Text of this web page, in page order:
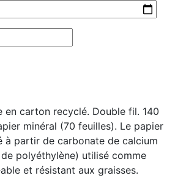
en carton recyclé. Double fil. 140
minéral (70 feuilles). Le papier
à partir de carbonate de calcium
polyéthylène) utilisé comme
et résistant aux graisses.